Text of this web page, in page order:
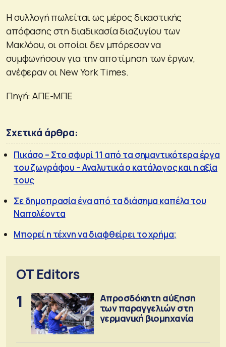
Η συλλογή πωλείται ως μέρος δικαστικής
απόφασης στη διαδικασία διαζυγίου των
Μακλόου, οι οποίοι δεν μπόρεσαν να
συμφωνήσουν για την αποτίμηση των έργων,
ανέφεραν οι New York Times.
Πηγή: ΑΠΕ-ΜΠΕ
Σχετικά άρθρα:
Πικάσο – Στο σφυρί 11 από τα σημαντικότερα έργα
του ζωγράφου – Αναλυτικά ο κατάλογος και η αξία
τους
Σε δημοπρασία ένα από τα διάσημα καπέλα του
Ναπολέοντα
Μπορεί η τέχνη να διαφθείρει το χρήμα;
OT Editors
1
Απροσδόκητη αύξηση
των παραγγελιών στη
γερμανική βιομηχανία